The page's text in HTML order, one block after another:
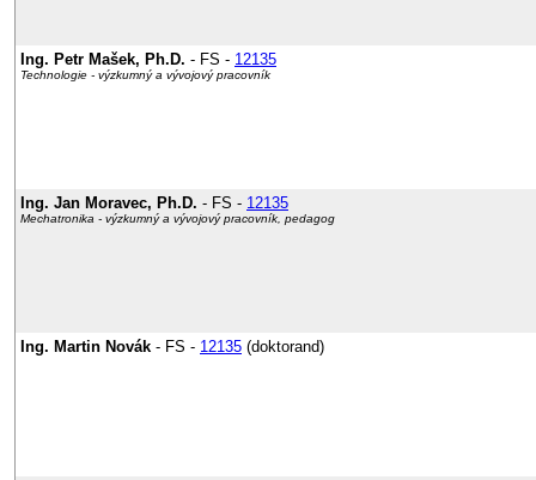
Ing. Petr Mašek, Ph.D. - FS - 12135
Technologie - výzkumný a vývojový pracovník
Ing. Jan Moravec, Ph.D. - FS - 12135
Mechatronika - výzkumný a vývojový pracovník, pedagog
Ing. Martin Novák - FS - 12135 (doktorand)